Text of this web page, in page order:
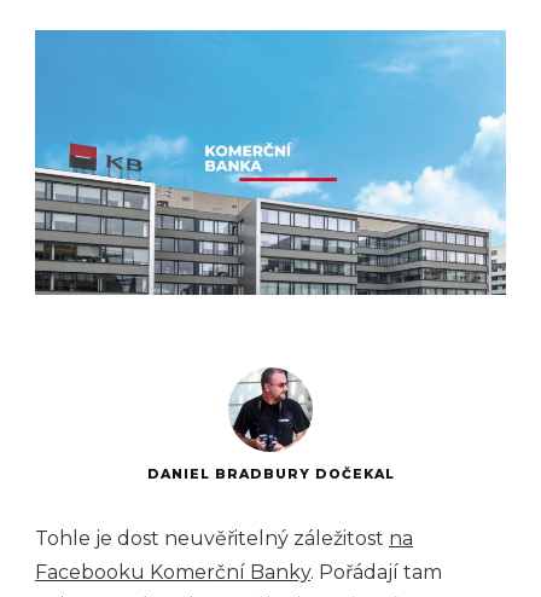
DANIEL BRADBURY DOČEKAL
Tohle je dost neuvěřitelný záležitost na
Facebooku Komerční Banky. Pořádají tam